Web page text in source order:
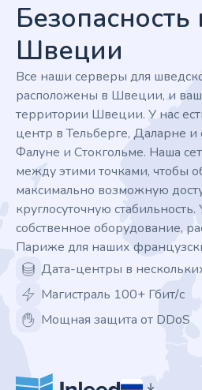
Безопасность
Швеции
Все наши серверы для
расположены в Швеции, и
территории Швеции. У нас
центр в Тельберге, Даларне
Фалуне и Стокгольме. Наша
между этими точками, чтобы
максимально возможную
круглосуточную
собственное оборудование,
Париже для наших
Дата-центры в
Магистраль 100+ Гбит/с
Мощная защита от DDoS